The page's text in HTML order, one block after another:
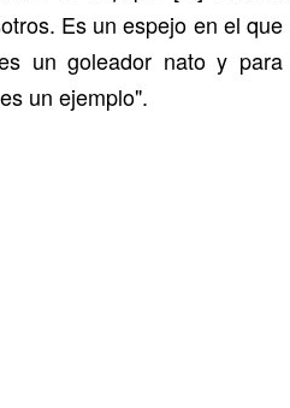
Es un espejo en el que
un goleador nato y para
un ejemplo".